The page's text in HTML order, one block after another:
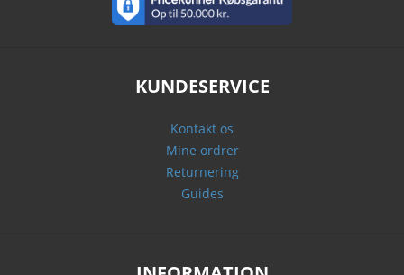
KUNDESERVICE
Kontakt os
Mine ordrer
Returnering
Guides